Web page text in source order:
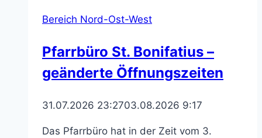
Bereich Nord-Ost-West
Pfarrbüro St. Bonifatius –
geänderte Öffnungszeiten
31.07.2026 23:2703.08.2026 9:17
Das Pfarrbüro hat in der Zeit vom 3.